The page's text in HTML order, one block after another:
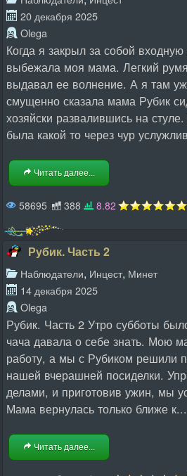
20 декабря 2025
Olega
Когда я закрыл за собой
выбежала моя мама. Легкий
выдавал ее волнение. А я там
смущенно сказала мама Рубик
хозяйски развалившись на
была какой то через чур
Читать далее...
58695 388 8.82
Рубик. Часть 2
Наблюдатели, Инцест, Минет
14 декабря 2025
Olega
Рубик. Часть 2 Утро субботы
чача давала о себе знать. Мою
работу, а мы с Рубиком решили
нашей вчерашней посиделки.
делами, и приготовив ужин, мы
Мама вернулась только ближе к...
Читать далее...